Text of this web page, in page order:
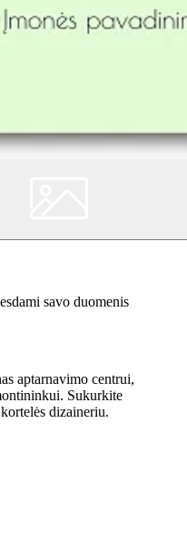
savo duomenis
aptarnavimo centrui,
Sukurkite
dizaineriu.